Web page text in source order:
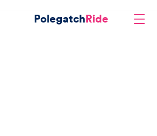
PolegatchRide